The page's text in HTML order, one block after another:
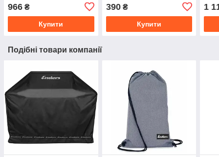
966 ₴
Купити
390₴
Купити
1
Подібні товари компанії